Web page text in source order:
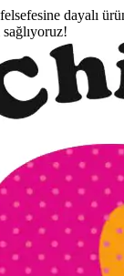
dayalı